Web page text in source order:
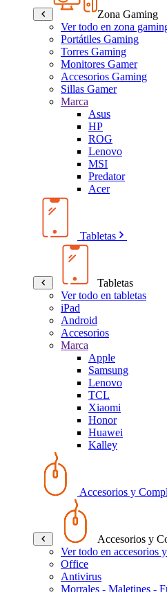
Zona Gaming
Ver todo en zona
Portátiles Gaming
Torres Gaming
Monitores Gamer
Accesorios Gaming
Sillas Gamer
Marca
Asus
HP
ROG
Lenovo
MSI
Predator
Acer
Tabletas
Tabletas
Ver todo en tabletas
iPad
Android
Accesorios
Marca
Apple
Samsung
Lenovo
TCL
Xiaomi
Honor
Huawei
Kalley
Accesorios y
Accesorios y
Ver todo en accesorios
Office
Antivirus
Morrales - Maletines -